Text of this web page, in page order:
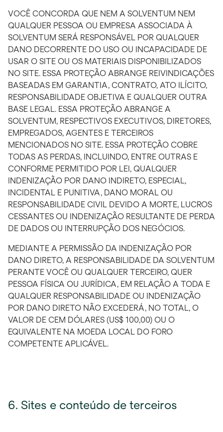
VOCÊ CONCORDA QUE NEM A SOLVENTUM NEM
QUALQUER PESSOA OU EMPRESA ASSOCIADA À
SOLVENTUM SERÁ RESPONSÁVEL POR QUALQUER
DANO DECORRENTE DO USO OU INCAPACIDADE DE
USAR O SITE OU OS MATERIAIS DISPONIBILIZADOS
NO SITE. ESSA PROTEÇÃO ABRANGE REIVINDICAÇÕES
BASEADAS EM GARANTIA, CONTRATO, ATO ILÍCITO,
RESPONSABILIDADE OBJETIVA E QUALQUER OUTRA
BASE LEGAL. ESSA PROTEÇÃO ABRANGE A
SOLVENTUM, RESPECTIVOS EXECUTIVOS, DIRETORES,
EMPREGADOS, AGENTES E TERCEIROS
MENCIONADOS NO SITE. ESSA PROTEÇÃO COBRE
TODAS AS PERDAS, INCLUINDO, ENTRE OUTRAS E
CONFORME PERMITIDO POR LEI, QUALQUER
INDENIZAÇÃO POR DANO INDIRETO, ESPECIAL,
INCIDENTAL E PUNITIVA, DANO MORAL OU
RESPONSABILIDADE CIVIL DEVIDO A MORTE, LUCROS
CESSANTES OU INDENIZAÇÃO RESULTANTE DE PERDA
DE DADOS OU INTERRUPÇÃO DOS NEGÓCIOS.
MEDIANTE A PERMISSÃO DA INDENIZAÇÃO POR
DANO DIRETO, A RESPONSABILIDADE DA SOLVENTUM
PERANTE VOCÊ OU QUALQUER TERCEIRO, QUER
PESSOA FÍSICA OU JURÍDICA, EM RELAÇÃO A TODA E
QUALQUER RESPONSABILIDADE OU INDENIZAÇÃO
POR DANO DIRETO NÃO EXCEDERÁ, NO TOTAL, O
VALOR DE CEM DÓLARES (US$ 100,00) OU O
EQUIVALENTE NA MOEDA LOCAL DO FORO
COMPETENTE APLICÁVEL.
6. Sites e conteúdo de terceiros